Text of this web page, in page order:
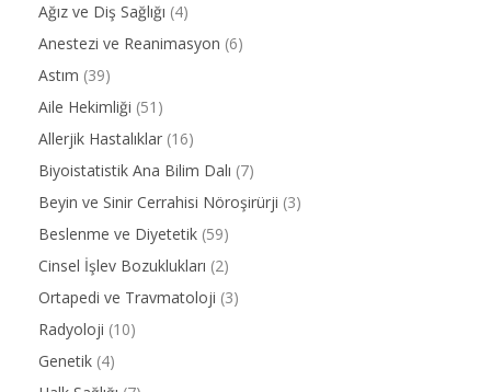
Ağız ve Diş Sağlığı (4)
Anestezi ve Reanimasyon (6)
Astım (39)
Aile Hekimliği (51)
Allerjik Hastalıklar (16)
Biyoistatistik Ana Bilim Dalı (7)
Beyin ve Sinir Cerrahisi Nöroşirürji (3)
Beslenme ve Diyetetik (59)
Cinsel İşlev Bozuklukları (2)
Ortapedi ve Travmatoloji (3)
Radyoloji (10)
Genetik (4)